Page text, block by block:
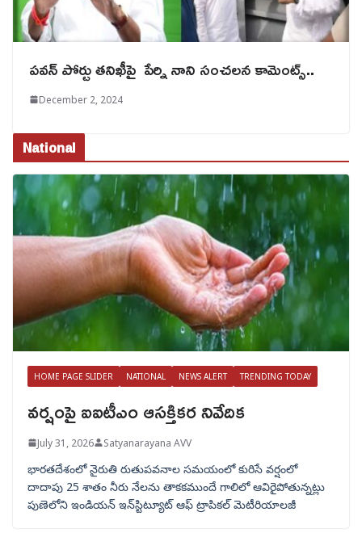
పవన్ పోర్టు తనిఖీపై పేర్ని నాని సంచలన కామెంట్స్..
December 2, 2024
National
HOME PAGE SLIDER NATIONAL NEWS ALERT TRENDING TODAY
వర్షంపై ఐఐటీఎం ఆసక్తికర నివేదిక
July 31, 2026 Satyanarayana AVV
భారతదేశంలో నైరుతి రుతుపవనాల సమయంలో కురిసే వర్షంలో
దాదాపు 25 శాతం నీరు నేలను తాకకముందే గాలిలో ఆవిరైపోతున్నట్లు
పుణెలోని ఇండియన్ ఇన్‌స్టిట్యూట్ ఆఫ్ ట్రాపికల్ మెటీరియాలజీ